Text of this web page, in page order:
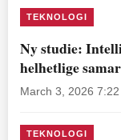
TEKNOLOGI
Ny studie:
helhetlige
March 3, 2026 7:22
TEKNOLOGI